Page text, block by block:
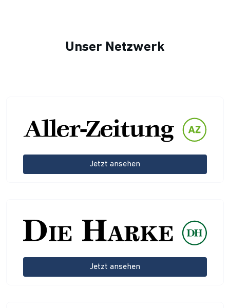
Unser Netzwerk
Jetzt ansehen
Jetzt ansehen